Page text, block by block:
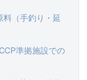
料（手釣り・延
準拠施設での